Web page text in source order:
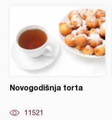
Novogodišnja torta
11521